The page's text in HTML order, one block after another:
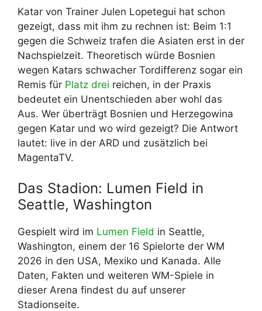
Katar von Trainer Julen Lopetegui hat schon
gezeigt, dass mit ihm zu rechnen ist: Beim 1:1
gegen die Schweiz trafen die Asiaten erst in der
Nachspielzeit. Theoretisch würde Bosnien
wegen Katars schwacher Tordifferenz sogar ein
Remis für Platz drei reichen, in der Praxis
bedeutet ein Unentschieden aber wohl das
Aus. Wer überträgt Bosnien und Herzegowina
gegen Katar und wo wird gezeigt? Die Antwort
lautet: live in der ARD und zusätzlich bei
MagentaTV.
Das Stadion: Lumen Field in
Seattle, Washington
Gespielt wird im Lumen Field in Seattle,
Washington, einem der 16 Spielorte der WM
2026 in den USA, Mexiko und Kanada. Alle
Daten, Fakten und weiteren WM-Spiele in
dieser Arena findest du auf unserer
Stadionseite.